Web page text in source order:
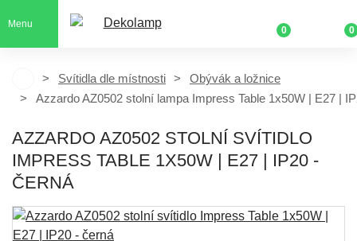
Menu
0 0
Svítidla dle místnosti
Obývák a ložnice
Azzardo AZ0502 stolní lampa Impress Table 1x50W | E27 |
AZZARDO AZ0502 STOLNÍ SVÍTIDLO
IMPRESS TABLE 1X50W | E27 | IP20 -
ČERNÁ